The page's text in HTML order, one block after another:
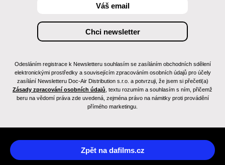
Odesláním registrace k Newsletteru souhlasím se zasíláním obchodních sdělení
elektronickými prostředky a souvisejícím zpracováním osobních údajů pro účely
zasílání Newsletteru Doc-Air Distribution s.r.o. a potvrzuji, že jsem si přečetl(a)
Zásady zpracování osobních údajů , textu rozumím a souhlasím s ním, přičemž
beru na vědomí práva zde uvedená, zejména právo na námitky proti provádění
přímého marketingu.
Zpět na dafilms.cz